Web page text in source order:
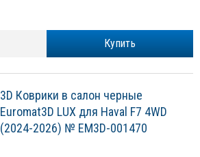
Купить
3D Коврики в салон черные
Euromat3D LUX для Haval F7 4WD
(2024-2026) № EM3D-001470